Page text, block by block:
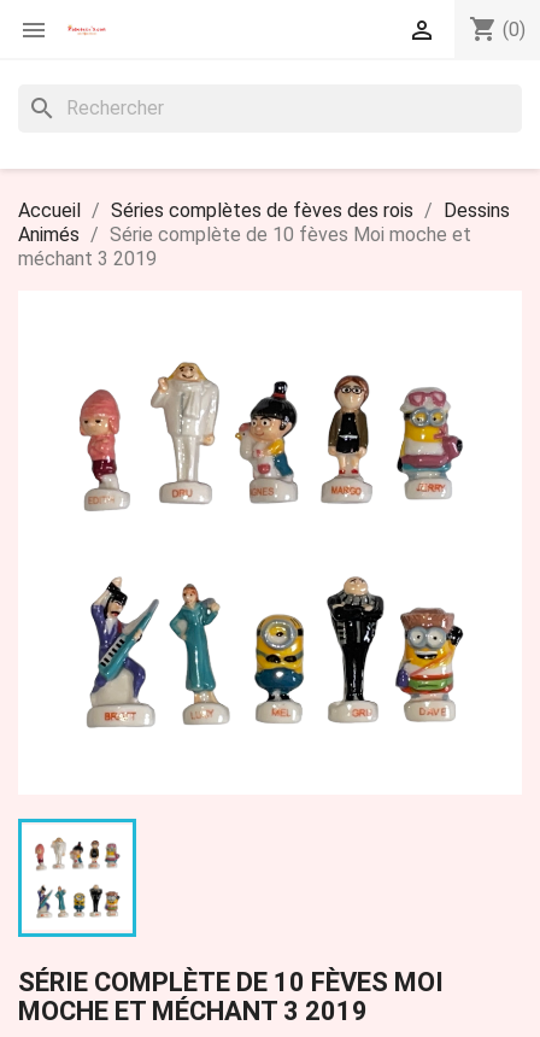
 shopping_cart (0)

search
Accueil Séries complètes de fèves des rois
Dessins
Animés
Série complète de 10 fèves Moi moche et
méchant 3 2019
SÉRIE COMPLÈTE DE 10 FÈVES MOI
MOCHE ET MÉCHANT 3 2019